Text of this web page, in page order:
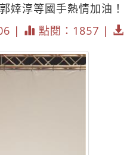
婞淳等國手熱情加油！
|
點閱：1857 |